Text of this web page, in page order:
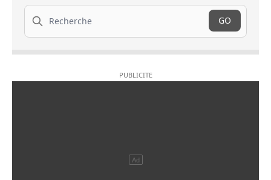
Recherche
GO